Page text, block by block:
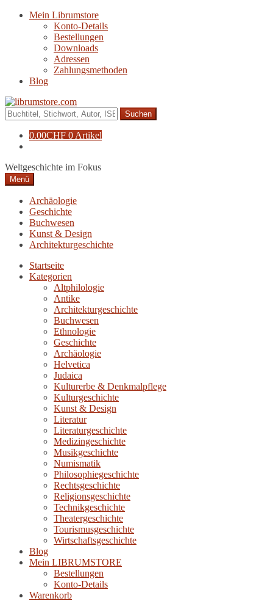
Navigation
Zum
Mein Librumstore
Konto-Details
Bestellungen
Downloads
Adressen
Zahlungsmethoden
Blog
Suche
nach:
0.00CHF 0 Artikel
Weltgeschichte im Fokus
Menü
Archäologie
Geschichte
Buchwesen
Kunst & Design
Architekturgeschichte
Startseite
Kategorien
Altphilologie
Antike
Architekturgeschichte
Buchwesen
Ethnologie
Geschichte
Archäologie
Helvetica
Judaica
Kulturerbe & Denkmalpflege
Kulturgeschichte
Kunst & Design
Literatur
Literaturgeschichte
Medizingeschichte
Musikgeschichte
Numismatik
Philosophiegeschichte
Rechtsgeschichte
Religionsgeschichte
Technikgeschichte
Theatergeschichte
Tourismusgeschichte
Wirtschaftsgeschichte
Blog
Mein LIBRUMSTORE
Bestellungen
Konto-Details
Warenkorb